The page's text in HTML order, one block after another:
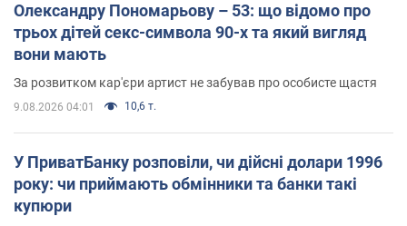
Олександру Пономарьову – 53: що відомо про
трьох дітей секс-символа 90-х та який вигляд
вони мають
За розвитком кар'єри артист не забував про особисте щастя
9.08.2026 04:01 10,6 т.
У ПриватБанку розповіли, чи дійсні долари 1996
року: чи приймають обмінники та банки такі
купюри